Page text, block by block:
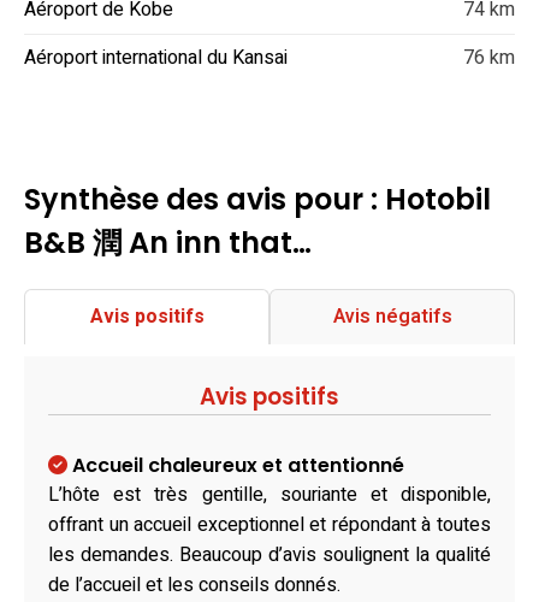
Aéroport de Kobe
74 km
Aéroport international du Kansai
76 km
Synthèse des avis pour : Hotobil
B&B 潤 An inn that…
Avis positifs Avis négatifs
Avis positifs
Accueil chaleureux et attentionné
L’hôte est très gentille, souriante et disponible,
offrant un accueil exceptionnel et répondant à toutes
les demandes. Beaucoup d’avis soulignent la qualité
de l’accueil et les conseils donnés.